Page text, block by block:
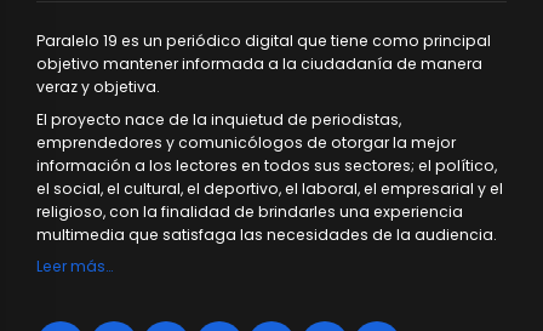
Paralelo 19 es un periódico digital que tiene como principal
objetivo mantener informada a la ciudadanía de manera
veraz y objetiva.
El proyecto nace de la inquietud de periodistas,
emprendedores y comunicólogos de otorgar la mejor
información a los lectores en todos sus sectores; el político,
el social, el cultural, el deportivo, el laboral, el empresarial y el
religioso, con la finalidad de brindarles una experiencia
multimedia que satisfaga las necesidades de la audiencia.
Leer más…